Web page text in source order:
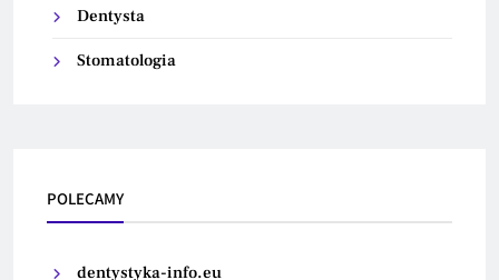
Dentysta
Stomatologia
POLECAMY
dentystyka-info.eu